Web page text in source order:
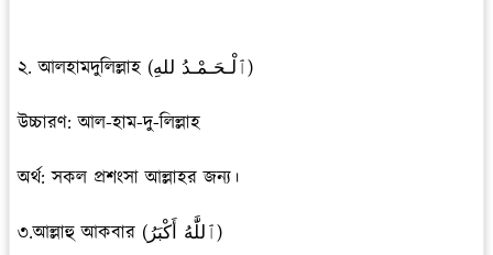
২. আলহামদুলিল্লাহ (ٱلْـحَـمْـدُ للهِ)
উচ্চারণ: আল-হাম-দু-লিল্লাহ
অর্থ: সকল প্রশংসা আল্লাহর জন্য।
৩.আল্লাহু আকবার (ٱللَّٰهُ أَكْبَرُ)